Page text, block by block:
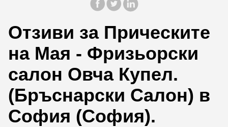
Отзиви за Прическите
на Мая - Фризьорски
салон Овча Купел.
(Бръснарски Салон) в
София (София).